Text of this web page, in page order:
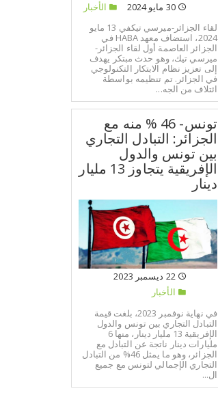
30 مايو 2024
الأخبار
لقاء الجزائر-ميرسي تيكفي 13 مايو
2024، استضاف معهد HABA في
الجزائر العاصمة أول لقاء الجزائر-
ميرسي تيك، وهو حدث مبتكر يهدف
إلى تعزيز نظام الابتكار التكنولوجي
في الجزائر. تم تنظيمه بواسطة
ائتلاف من الجه...
تونس- 46 % منه مع
الجزائر: التبادل التجاري
بين تونس والدول
الإفريقية يتجاوز 13 مليار
دينار
22 ديسمبر 2023
الأخبار
في نهاية نوفمبر 2023، بلغت قيمة
التبادل التجاري بين تونس والدول
الإفريقية 13 مليار دينار، منها 6
مليارات دينار ناتجة عن التبادل مع
الجزائر، وهو ما يمثل 46% من التبادل
التجاري الإجمالي لتونس مع جميع
ال...